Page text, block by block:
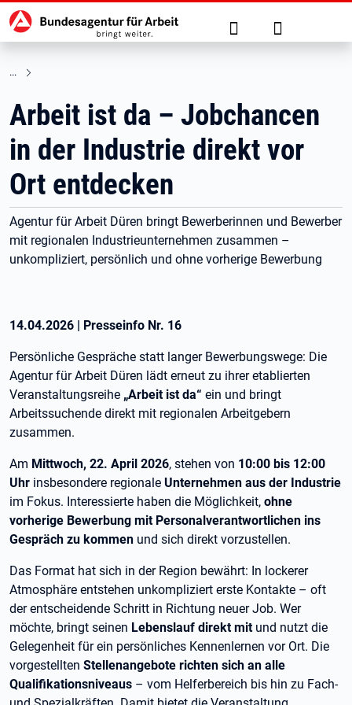
zu den Hauptinhalten springen
Hauptnavigation Suche Anmelden
Arbeit ist da – Jobchancen
in der Industrie direkt vor
Ort entdecken
Agentur für Arbeit Düren bringt Bewerberinnen und Bewerber
mit regionalen Industrieunternehmen zusammen –
unkompliziert, persönlich und ohne vorherige Bewerbung
14.04.2026 | Presseinfo Nr. 16
Persönliche Gespräche statt langer Bewerbungswege: Die
Agentur für Arbeit Düren lädt erneut zu ihrer etablierten
Veranstaltungsreihe „Arbeit ist da“ ein und bringt
Arbeitssuchende direkt mit regionalen Arbeitgebern
zusammen.
Am Mittwoch, 22. April 2026, stehen von 10:00 bis 12:00
Uhr insbesondere regionale Unternehmen aus der Industrie
im Fokus. Interessierte haben die Möglichkeit, ohne
vorherige Bewerbung mit Personalverantwortlichen ins
Gespräch zu kommen und sich direkt vorzustellen.
Das Format hat sich in der Region bewährt: In lockerer
Atmosphäre entstehen unkompliziert erste Kontakte – oft
der entscheidende Schritt in Richtung neuer Job. Wer
möchte, bringt seinen Lebenslauf direkt mitund nutzt die
Gelegenheit für ein persönliches Kennenlernen vor Ort. Die
vorgestellten Stellenangebote richten sich an alle
Qualifikationsniveaus – vom Helferbereich bis hin zu Fach-